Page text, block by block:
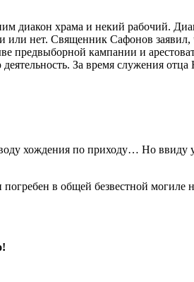
диакон храма и некий рабочий.
нет. Священник Сафонов заявил,
предвыборной кампании и
За время служения отца
хождения по приходу… Но ввиду
в общей безвестной могиле